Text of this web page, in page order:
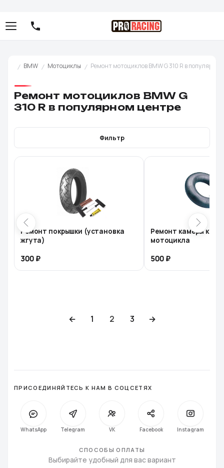
BMW Мотоциклы Ремонт мотоциклов BMW G 310 R в
Ремонт мотоциклов BMW G
310 R в популярном центре
Фильтр
Ремонт покрышки (установка
жгута)
300
Ремонт камеры
мотоцикла
500
← 1 2 3 →
ПРИСОЕДИНЯЙТЕСЬ К НАМ В СОЦСЕТЯХ
СПОСОБЫ ОПЛАТЫ
Выбирайте удобный для вас вариант